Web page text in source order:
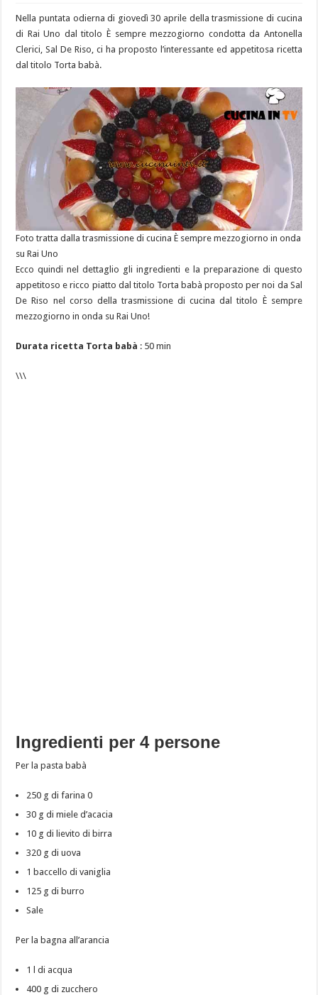
Nella puntata odierna di giovedì 30 aprile della trasmissione di cucina
di Rai Uno dal titolo È sempre mezzogiorno condotta da Antonella
Clerici, Sal De Riso, ci ha proposto l’interessante ed appetitosa ricetta
dal titolo Torta babà.
Foto tratta dalla trasmissione di cucina È sempre mezzogiorno in onda
su Rai Uno
Ecco quindi nel dettaglio gli ingredienti e la preparazione di questo
appetitoso e ricco piatto dal titolo Torta babà proposto per noi da Sal
De Riso nel corso della trasmissione di cucina dal titolo È sempre
mezzogiorno in onda su Rai Uno!
Durata ricetta Torta babà : 50 min
\\\
Ingredienti per 4 persone
Per la pasta babà
250 g di farina 0
30 g di miele d’acacia
10 g di lievito di birra
320 g di uova
1 baccello di vaniglia
125 g di burro
Sale
Per la bagna all’arancia
1 l di acqua
400 g di zucchero